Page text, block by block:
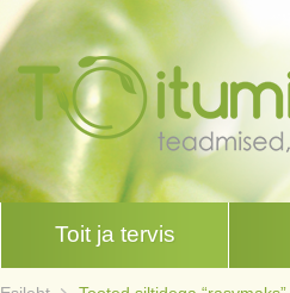
Toit ja tervis